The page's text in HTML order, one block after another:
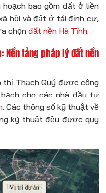
bao gồm đất ở liền
hội và đất ở tái định cư,
chọn đất nền Hà Tĩnh.
Nền tảng pháp lý đất nền
thị Thạch Quý được công
cho các nhà đầu tư
. Các thông số kỹ thuật về
kỹ thuật đều được quy